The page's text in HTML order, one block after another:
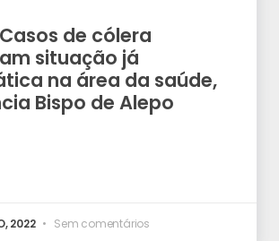
Casos de cólera
situação já
na área da saúde,
Bispo de Alepo
2022 Sem comentários